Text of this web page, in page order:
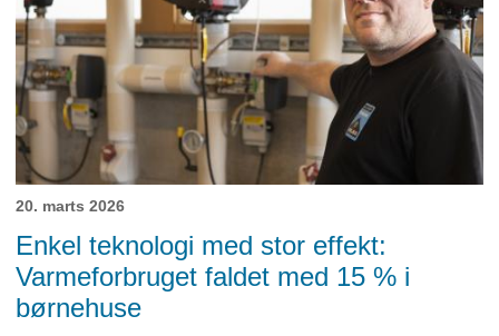
20. marts 2026
Enkel teknologi med stor effekt:
Varmeforbruget faldet med 15 % i
børnehuse